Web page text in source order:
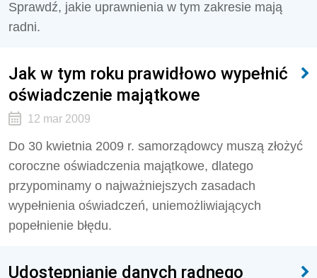
Sprawdź, jakie uprawnienia w tym zakresie mają
radni.
Jak w tym roku prawidłowo wypełnić
oświadczenie majątkowe
12 mar 2009
Do 30 kwietnia 2009 r. samorządowcy muszą złożyć
coroczne oświadczenia majątkowe, dlatego
przypominamy o najważniejszych zasadach
wypełnienia oświadczeń, uniemożliwiających
popełnienie błędu.
Udostępnianie danych radnego